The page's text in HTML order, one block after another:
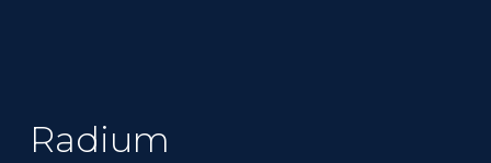
Radium